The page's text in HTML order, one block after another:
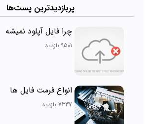
پربازدیدترین پست‌ها
چرا فایل آپلود نمیشه
9501 بازدید
انواع فرمت فایل ها
7337 بازدید